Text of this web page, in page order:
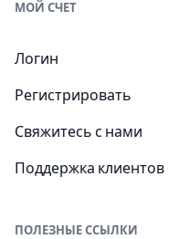
МОЙ СЧЕТ
Логин
Регистрировать
Свяжитесь с нами
Поддержка клиентов
ПОЛЕЗНЫЕ ССЫЛКИ